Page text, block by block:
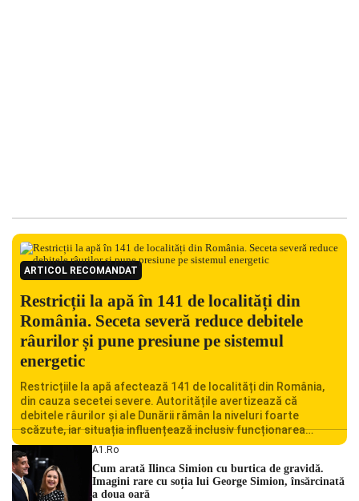
ARTICOL RECOMANDAT
Restricții la apă în 141 de localități din
România. Seceta severă reduce debitele
râurilor și pune presiune pe sistemul
energetic
Restricțiile la apă afectează 141 de localități din România,
din cauza secetei severe. Autoritățile avertizează că
debitele râurilor și ale Dunării rămân la niveluri foarte
scăzute, iar situația influențează inclusiv funcționarea
Centralei Nucleare de la Cernavodă. România se confruntă
cu una dintre cele mai dificile perioade din punct de vedere
hidrologic din ultimii ani. Lipsa […]
A1.ro
Cum arată Ilinca Simion cu burtica de gravidă.
Imagini rare cu soția lui George Simion, însărcinată
a doua oară